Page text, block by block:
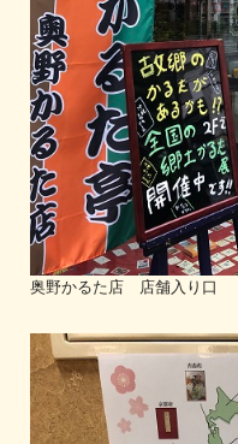
奥野かるた店 店舗入り口